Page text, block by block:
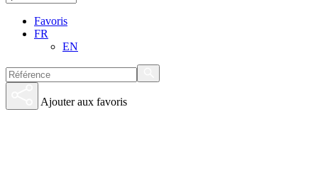
Favoris
FR
EN
Ajouter aux favoris